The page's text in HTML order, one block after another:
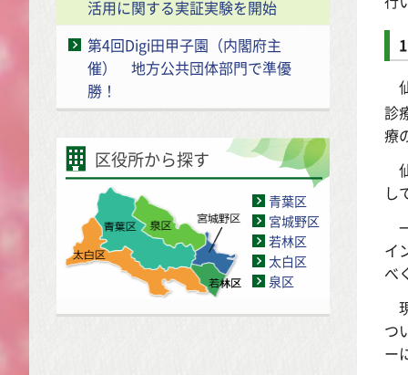
活用に関する実証実験を開始
第4回Digi田甲子園（内閣府主
催） 地方公共団体部門で準優
勝！
区役所から探す
青葉区
宮城野区
若林区
太白区
泉区
診
療
し
イ
べ
つ
ー